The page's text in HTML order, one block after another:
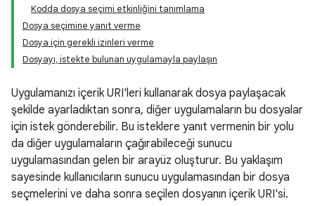
Kodda dosya seçimi etkinliğini tanımlama
Dosya seçimine yanıt verme
Dosya için gerekli izinleri verme
Dosyayı, istekte bulunan uygulamayla paylaşın
Uygulamanızı içerik URI'leri kullanarak dosya paylaşacak
şekilde ayarladıktan sonra, diğer uygulamaların bu dosyalar
için istek gönderebilir. Bu isteklere yanıt vermenin bir yolu
da diğer uygulamaların çağırabileceği sunucu
uygulamasından gelen bir arayüz oluşturur. Bu yaklaşım
sayesinde kullanıcıların sunucu uygulamasından bir dosya
seçmelerini ve daha sonra seçilen dosyanın içerik URI'si.